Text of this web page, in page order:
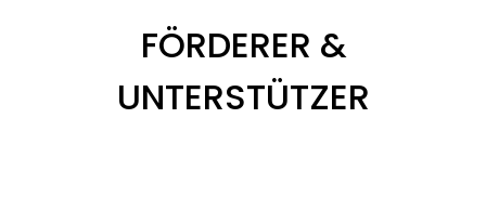
FÖRDERER &
UNTERSTÜTZER